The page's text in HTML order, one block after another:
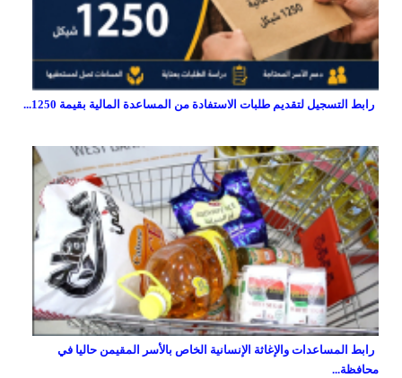
رابط التسجيل لتقديم طلبات الاستفادة من المساعدة المالية بقيمة 1250...
رابط المساعدات والإغاثة الإنسانية الخاص بالأسر المقيمن حاليا في
محافظة...